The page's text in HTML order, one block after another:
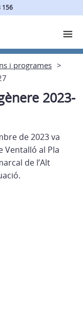
156
i programes
2023-
de 2023 va
Ventalló al Pla
de l’Alt